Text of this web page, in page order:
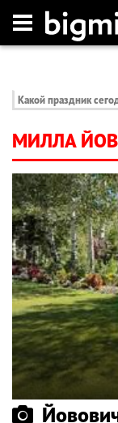
Какой праздник
МИЛЛА